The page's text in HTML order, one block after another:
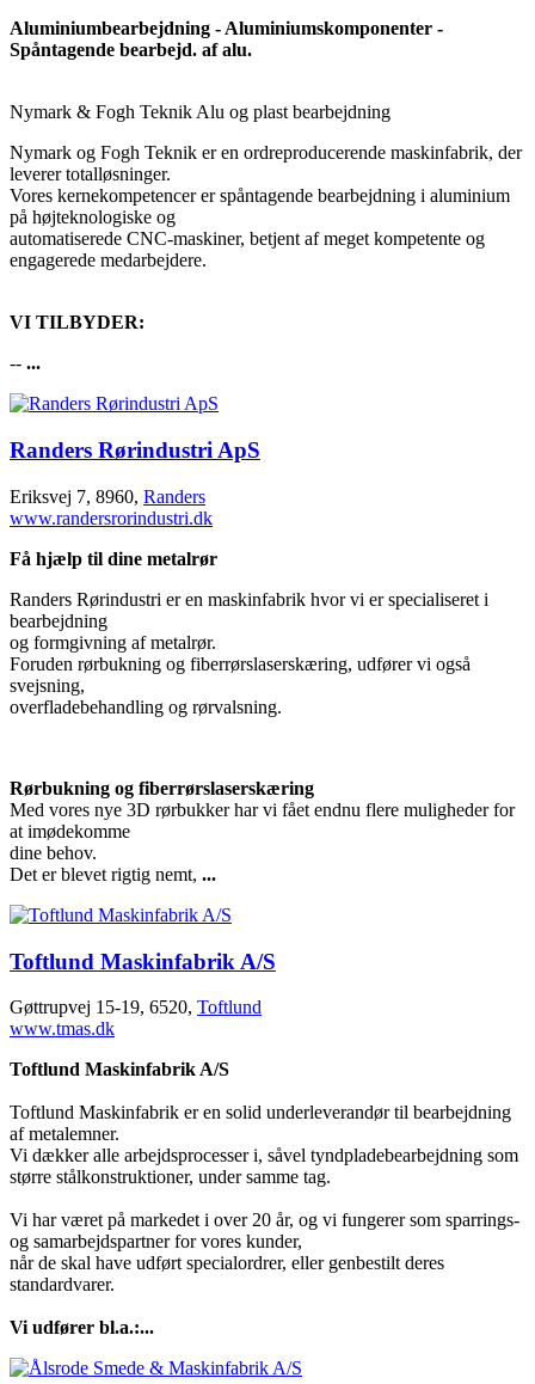
Aluminiumbearbejdning - Aluminiumskomponenter -
Spåntagende bearbejd. af alu.
Nymark & Fogh Teknik Alu og plast bearbejdning
Nymark og Fogh Teknik er en ordreproducerende maskinfabrik, der
leverer totalløsninger.
Vores kernekompetencer er spåntagende bearbejdning i aluminium
på højteknologiske og
automatiserede CNC-maskiner, betjent af meget kompetente og
engagerede medarbejdere.
VI TILBYDER:
-- ...
Randers Rørindustri ApS
Eriksvej 7, 8960, Randers
www.randersrorindustri.dk
Få hjælp til dine metalrør
Randers Rørindustri er en maskinfabrik hvor vi er specialiseret i
bearbejdning
og formgivning af metalrør.
Foruden rørbukning og fiberrørslaserskæring, udfører vi også
svejsning,
overfladebehandling og rørvalsning.
Rørbukning og fiberrørslaserskæring
Med vores nye 3D rørbukker har vi fået endnu flere muligheder for
at imødekomme
dine behov.
Det er blevet rigtig nemt, ...
Toftlund Maskinfabrik A/S
Gøttrupvej 15-19, 6520, Toftlund
www.tmas.dk
Toftlund Maskinfabrik A/S
Toftlund Maskinfabrik er en solid underleverandør til bearbejdning
af metalemner.
Vi dækker alle arbejdsprocesser i, såvel tyndpladebearbejdning som
større stålkonstruktioner, under samme tag.
Vi har været på markedet i over 20 år, og vi fungerer som sparrings-
og samarbejdspartner for vores kunder,
når de skal have udført specialordrer, eller genbestilt deres
standardvarer.
Vi udfører bl.a.:...